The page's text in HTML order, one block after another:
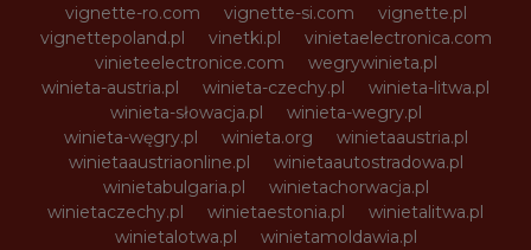
vignette-ro.com
vignette-si.com
vignette.pl
vignettepoland.pl
vinetki.pl
vinietaelectronica.com
vinieteelectronice.com
wegrywinieta.pl
winieta-austria.pl
winieta-czechy.pl
winieta-litwa.pl
winieta-słowacja.pl
winieta-wegry.pl
winieta-węgry.pl
winieta.org
winietaaustria.pl
winietaaustriaonline.pl
winietaautostradowa.pl
winietabulgaria.pl
winietachorwacja.pl
winietaczechy.pl
winietaestonia.pl
winietalitwa.pl
winietalotwa.pl
winietamoldawia.pl